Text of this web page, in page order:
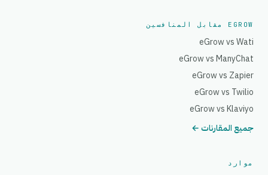
EGROW مقابل المنافسين
eGrow vs Wati
eGrow vs ManyChat
eGrow vs Zapier
eGrow vs Twilio
eGrow vs Klaviyo
جميع المقارنات ←
موارد